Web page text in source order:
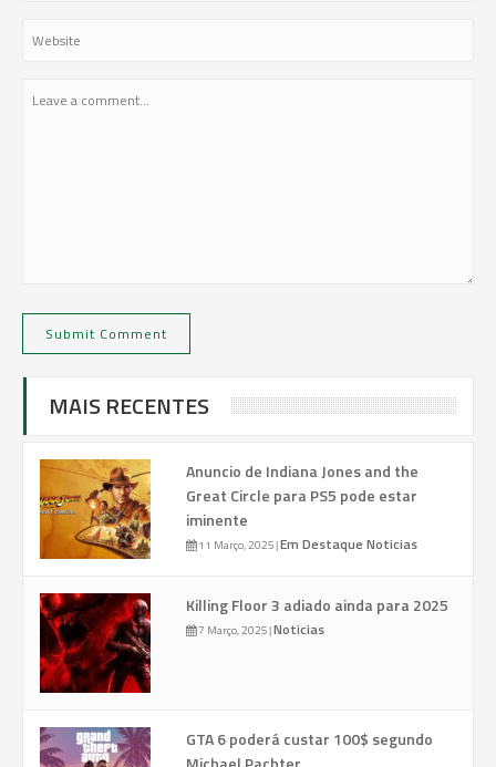
MAIS RECENTES
Anuncio de Indiana Jones and the
Great Circle para PS5 pode estar
iminente
11 Março, 2025|Em Destaque Noticias
Killing Floor 3 adiado ainda para 2025
7 Março, 2025|Noticias
GTA 6 poderá custar 100$ segundo